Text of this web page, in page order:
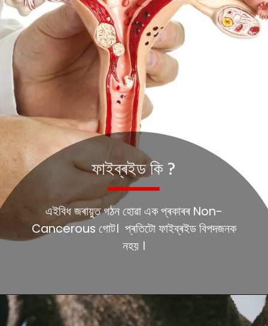
এইবিধ জৰায়ুত গঠন হোৱা এক প্ৰকাৰৰ Non-
Cancerous গোট। প্ৰতিটো ফাইব্ৰইড বিপদজনক
নহয় ।
ফাইব্ৰইড কি ?